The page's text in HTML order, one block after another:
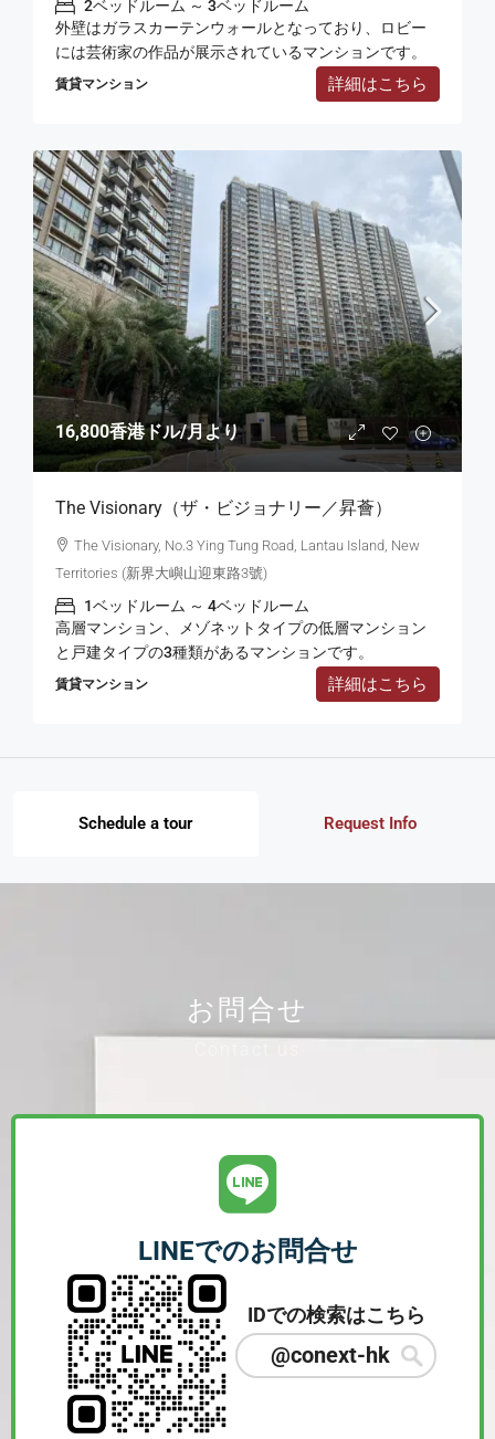
2ベッドルーム ～ 3ベッドルーム
外壁はガラスカーテンウォールとなっており、ロビー
には芸術家の作品が展示されているマンションです。
賃貸マンション 詳細はこちら
16,800香港ドル/月より
The Visionary（ザ・ビジョナリー／昇薈）
The Visionary, No.3 Ying Tung Road, Lantau Island, New
Territories (新界大嶼山迎東路3號)
1ベッドルーム ～ 4ベッドルーム
高層マンション、メゾネットタイプの低層マンション
と戸建タイプの3種類があるマンションです。
賃貸マンション 詳細はこちら
Schedule a tour Request Info
お問合せ
LINEでのお問合せ
IDでの検索はこちら
@conext-hk